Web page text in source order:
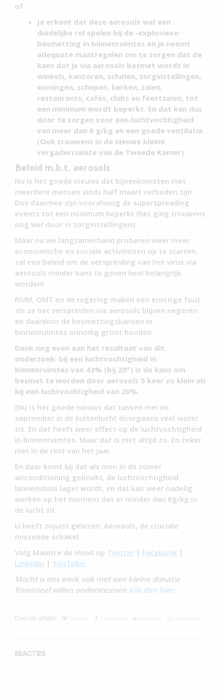
of
Je erkent dat deze aerosols wel een
duidelijke rol spelen bij de -explosieve-
besmetting in binnenruimtes en je neemt
adequate maatregelen om te zorgen dat de
kans dat je via aerosols besmet wordt in
winkels, kantoren, scholen, zorginstellingen,
woningen, schepen, kerken, zalen,
restaurants, cafés, clubs en feestzalen, tot
een minimum wordt beperkt. En dat kan dus
door te zorgen voor een luchtvochtigheid
van meer dan 6 g/kg en een goede ventilatie.
(Ook trouwens in de nieuwe kleine
vergaderruimte van de Tweede Kamer).
Beleid m.b.t. aerosols
Nu is het goede nieuws dat bijeenkomsten met
meerdere mensen sinds half maart verboden zijn.
Dus daarmee zijn vooralsnog de superspreading
events tot een minimum beperkt (het ging trouwens
nog wel door in zorginstellingen).
Maar nu we langzamerhand proberen weer meer
economische en sociale activiteiten op te starten,
zal een beleid om de verspreiding van het virus via
aerosols minder kans te geven heel belangrijk
worden!
RIVM, OMT en de regering maken een ernstige fout
als ze het verspreiden via aerosols blijven negeren
en daardoor de besmettingskansen in
binnenruimtes onnodig groot houden.
Denk nog even aan het resultaat van dit
onderzoek: bij een luchtvochtigheid in
binnenruimtes van 43% (bij 20°) is de kans om
besmet te worden door aerosols 5 keer zo klein als
bij een luchtvochtigheid van 20%.
(Nu is het goede nieuws dat tussen mei en
september in de buitenlucht doorgaans veel water
zit. En dat heeft weer effect op de luchtvochtigheid
in binnenruimtes. Maar dat is niet altijd zo. En zeker
niet in de rest van het jaar.
En daar komt bij dat als men in de zomer
airconditioning gebruikt, de luchtvochtigheid
binnenshuis lager wordt, en dat kan weer nadelig
werken op het moment dat er minder dan 6g/kg in
de lucht zit.
U heeft zojuist gelezen: Aerosols, de cruciale
missende schakel.
Volg Maurice de Hond op Twitter | Facebook |
LinkedIn | YouTube.
Mocht u ons werk ook met een kleine donatie
financieel willen ondersteunen klik dan hier.
Deel dit artikel:
REACTIES